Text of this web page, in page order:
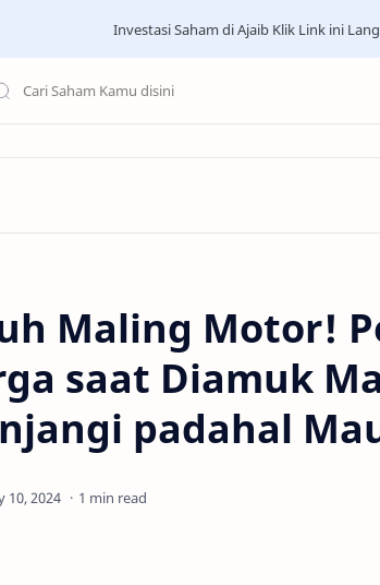
Investasi Saham di Ajaib Klik Link ini
Maling Motor!
saat Diamuk
padahal
1 min read